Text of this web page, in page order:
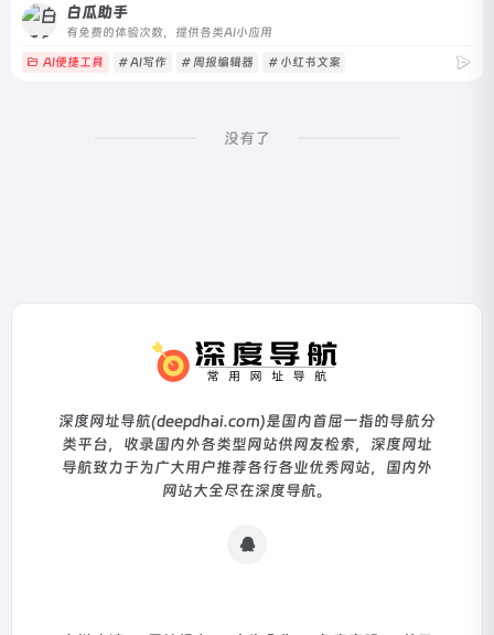
白瓜助手
有免费的体验次数，提供各类AI小应用
AI便捷工具 # AI写作 # 周报编辑器 # 小红书文案
没有了
深度网址导航(deepdhai.com)是国内首屈一指的导航分
类平台，收录国内外各类型网站供网友检索，深度网址
导航致力于为广大用户推荐各行各业优秀网站，国内外
网站大全尽在深度导航。